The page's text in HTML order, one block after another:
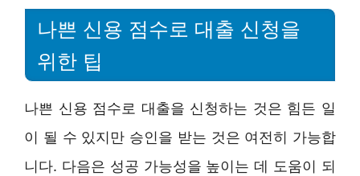
나쁜 신용 점수로 대출 신청을
위한 팁
나쁜 신용 점수로 대출을 신청하는 것은 힘든 일
이 될 수 있지만 승인을 받는 것은 여전히 가능합
니다. 다음은 성공 가능성을 높이는 데 도움이 되